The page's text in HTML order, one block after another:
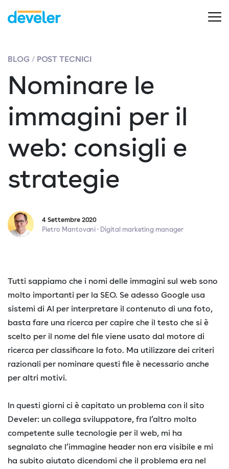
BLOG POST TECNICI
Nominare le
immagini per il
web: consigli e
strategie
4 Settembre 2020
Pietro Mantovani · Digital marketing manager
Tutti sappiamo che i nomi delle immagini sul web sono
molto importanti per la SEO. Se adesso Google usa
sistemi di AI per interpretare il contenuto di una foto,
basta fare una ricerca per capire che il testo che si è
scelto per il nome del file viene usato dal motore di
ricerca per classificare la foto. Ma utilizzare dei criteri
razionali per nominare questi file è necessario anche
per altri motivi.
In questi giorni ci è capitato un problema con il sito
Develer: un collega sviluppatore, fra l’altro molto
competente sulle tecnologie per il web, mi ha
segnalato che l’immagine header non era visibile e mi
ha subito aiutato dicendomi che il problema era nel